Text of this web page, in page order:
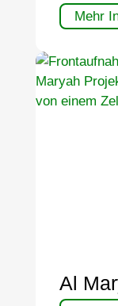
Mehr
Al